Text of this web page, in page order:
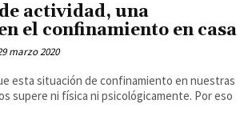
actividad, una
el confinamiento en casa
marzo 2020
esta situación de confinamiento en nuestras
supere ni física ni psicológicamente. Por eso